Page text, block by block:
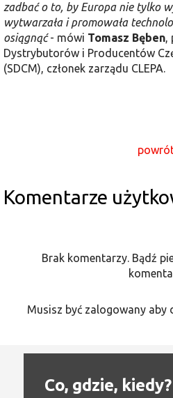
zadbać o to, by Europa nie tylko
wytwarzała i promowała
osiągnąć- mówi Tomasz Bęben,
Dystrybutorów i Producentów
(SDCM), członek zarządu CLEPA.
Komentarze
Brak komentarzy. Bądź
Musisz być zalogowany aby
Co, gdzie, kiedy?